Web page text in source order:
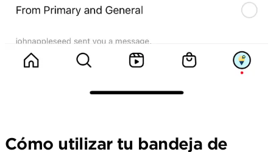
Cómo utilizar tu bandeja de